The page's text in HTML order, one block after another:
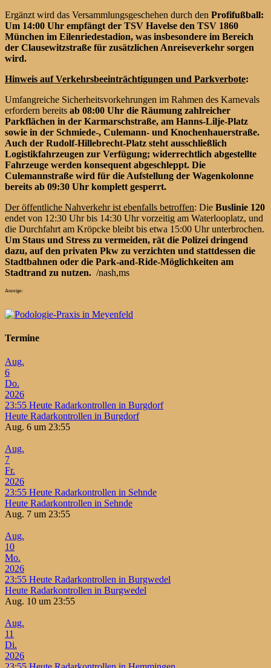
Ergänzt wird das Versammlungsgeschehen durch den Profifußball:
Um 14:00 Uhr empfängt der TSV Havelse den TSV 1860
München im Eilenriedestadion, was insbesondere im Bereich
der Clausewitzstraße für zusätzlichen Anreiseverkehr sorgen
wird.
Hinweis auf Verkehrsbeeinträchtigungen und Parkverbote:
Umfangreiche Sicherheitsvorkehrungen im Rahmen des Karnevals
erfordern bereits ab 08:00 Uhr die Räumung zahlreicher
Parkflächen in der Karmarschstraße, am Hanns-Lilje-Platz
sowie in der Schmiede-, Culemann- und Knochenhauerstraße.
Auch der Rudolf-Hillebrecht-Platz steht ausschließlich
Logistikfahrzeugen zur Verfügung; widerrechtlich abgestellte
Fahrzeuge werden konsequent abgeschleppt. Die
Culemannstraße wird für die Aufstellung der Wagenkolonne
bereits ab 09:30 Uhr komplett gesperrt.
Der öffentliche Nahverkehr ist ebenfalls betroffen: Die Buslinie 120
endet von 12:30 Uhr bis 14:30 Uhr vorzeitig am Waterlooplatz, und
die Durchfahrt am Kröpcke bleibt bis etwa 15:00 Uhr unterbrochen.
Um Staus und Stress zu vermeiden, rät die Polizei dringend
dazu, auf den privaten Pkw zu verzichten und stattdessen die
Stadtbahnen oder die Park-and-Ride-Möglichkeiten am
Stadtrand zu nutzen. /nash,ms
Anzeige:
Termine
Aug.
6
Do.
2026
23:55 Heute Radarkontrollen in Burgdorf
Heute Radarkontrollen in Burgdorf
Aug. 6 um 23:55
Aug.
7
Fr.
2026
23:55 Heute Radarkontrollen in Sehnde
Heute Radarkontrollen in Sehnde
Aug. 7 um 23:55
Aug.
10
Mo.
2026
23:55 Heute Radarkontrollen in Burgwedel
Heute Radarkontrollen in Burgwedel
Aug. 10 um 23:55
Aug.
11
Di.
2026